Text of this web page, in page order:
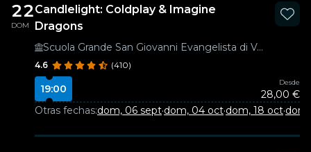
22
DOM
Candlelight: Coldplay & Imagine
Dragons
Scuola Grande San Giovanni Evangelista di Venezia
4.6 (410)
19:00
Desde
28,00 €
Otras fechas:dom, 06 sept·dom, 04 oct·dom, 18 oct·